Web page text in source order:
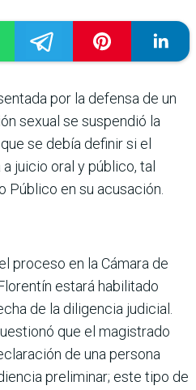
por la defensa de un
sexual se suspendió la
se debía definir si el
juicio oral y público, tal
en su acusación.
proceso en la Cámara de
estará habilitado
de la diligencia judicial.
que el magistrado
de una persona
preliminar; este tipo de